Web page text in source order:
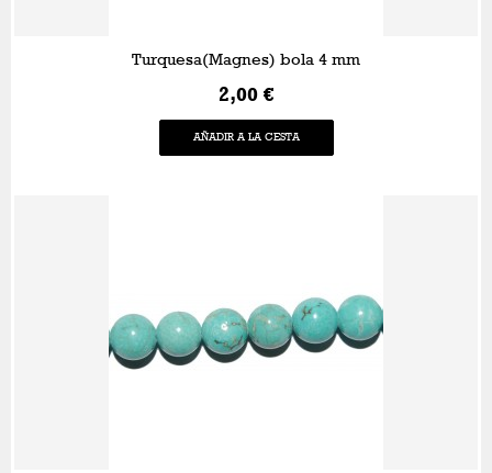
Turquesa(Magnes) bola 4 mm
2,00 €
AÑADIR A LA CESTA